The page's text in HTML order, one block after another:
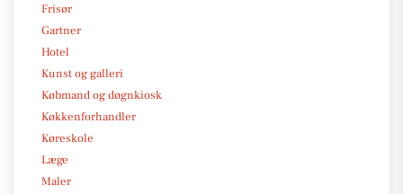
Frisør
Gartner
Hotel
Kunst og galleri
Købmand og døgnkiosk
Køkkenforhandler
Køreskole
Læge
Maler